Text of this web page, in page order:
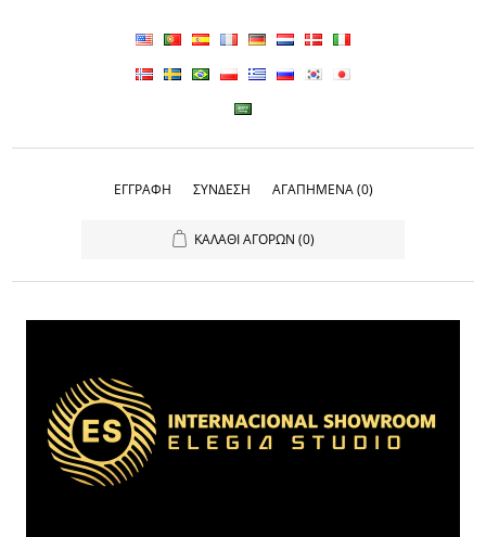
ΕΓΓΡΑΦΉ ΣΎΝΔΕΣΗ ΑΓΑΠΗΜΈΝΑ (0)
ΚΑΛΆΘΙ ΑΓΟΡΏΝ (0)